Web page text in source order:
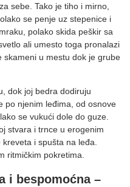
sebe. Tako je tiho i mirno,
se penje uz stepenice i
polako skida peškir sa
ali umesto toga pronalazi
skameni u mestu dok je grube
dok joj bedra dodiruju
po njenim leđima, od osnove
se vukući dole do guze.
stvara i trnce u erogenim
i spušta na leđa.
ritmičkim pokretima.
i bespomoćna –